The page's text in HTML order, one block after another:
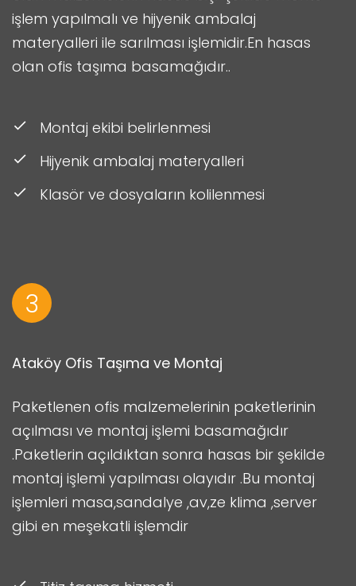
işlem yapılmalı ve hijyenik ambalaj
materyalleri ile sarılması işlemidir.En hasas
olan ofis taşıma basamağıdır..
Montaj ekibi belirlenmesi
Hijyenik ambalaj materyalleri
Klasör ve dosyaların kolilenmesi
3
Ataköy Ofis Taşıma ve Montaj
Paketlenen ofis malzemelerinin paketlerinin
açılması ve montaj işlemi basamağıdır
.Paketlerin açıldıktan sonra hasas bir şekilde
montaj işlemi yapılması olayıdır .Bu montaj
işlemleri masa,sandalye ,av,ze klima ,server
gibi en meşekatli işlemdir